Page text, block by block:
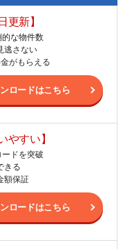
更新】
的な物件数
逃さない
がもらえる
ロードはこちら
やすい】
ードを突破
きる
額保証
ロードはこちら